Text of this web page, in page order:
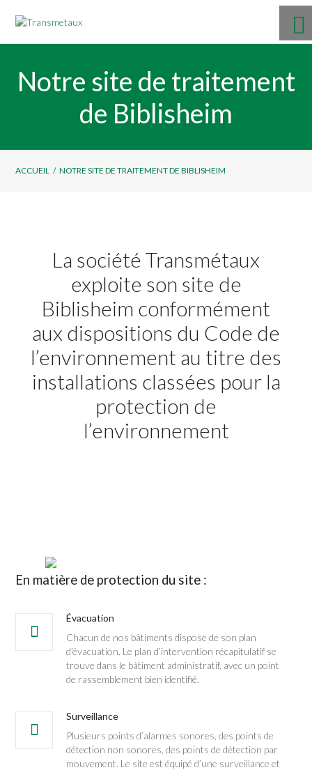
Notre site de traitement
de Biblisheim
ACCUEIL / NOTRE SITE DE TRAITEMENT DE BIBLISHEIM
La société Transmétaux
exploite son site de
Biblisheim conformément
aux dispositions du Code de
l’environnement au titre des
installations classées pour la
protection de
l’environnement
En matière de protection du site :
Évacuation
Chacun de nos bâtiments dispose de son plan
d’évacuation. Le plan d’intervention récapitulatif se
trouve dans le bâtiment administratif, avec un point
de rassemblement bien identifié.
Surveillance
Plusieurs points d’alarmes sonores, des points de
détection non sonores, des points de détection par
mouvement. Le site est équipé d’une surveillance et